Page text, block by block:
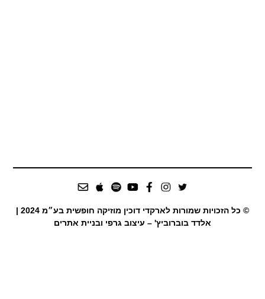
© כל הזכויות שמורות לארקדי דוכין מוזיקה חופשית בע״מ 2024 |
אלדד בוברוביץ' – עיצוב גרפי ובניית אתרים